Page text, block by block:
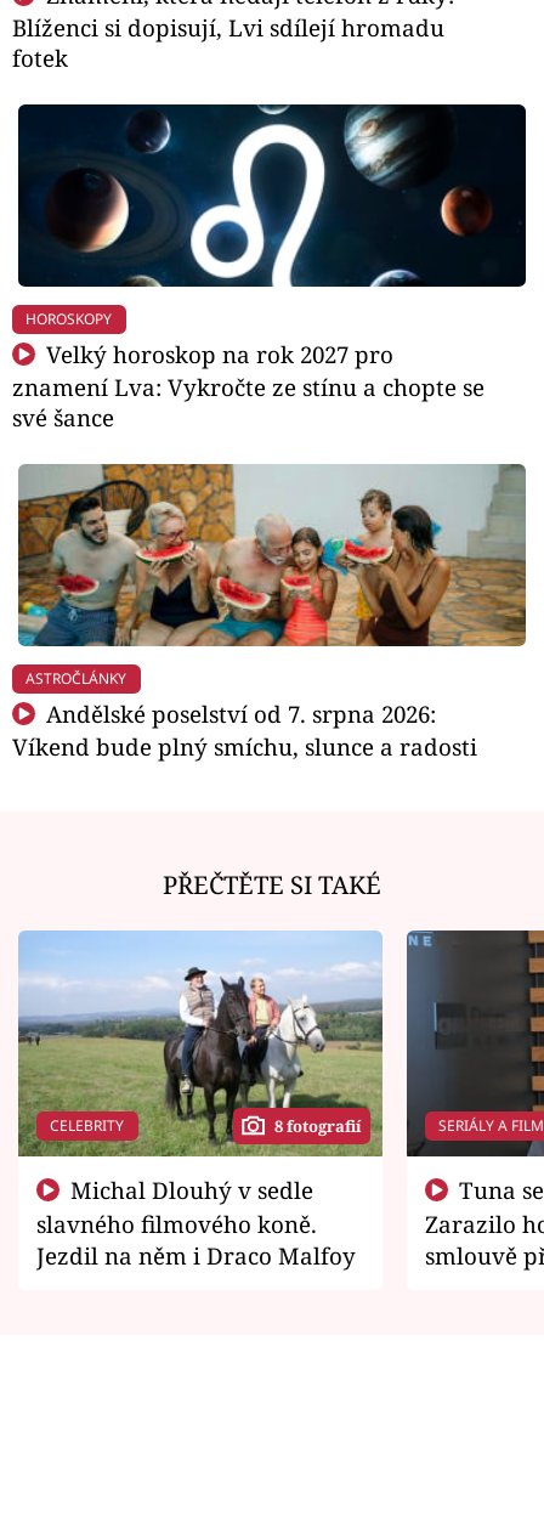
Blíženci si dopisují, Lvi sdílejí hromadu
fotek
HOROSKOPY
Velký horoskop na rok 2027 pro
znamení Lva: Vykročte ze stínu a chopte se
své šance
ASTROČLÁNKY
Andělské poselství od 7. srpna 2026:
Víkend bude plný smíchu, slunce a radosti
PŘEČTĚTE SI TAKÉ
CELEBRITY 8 fotografií
slavného filmového koně.
Jezdil na něm i Draco Malfoy
SERIÁLY A
Zarazilo
smlouvě